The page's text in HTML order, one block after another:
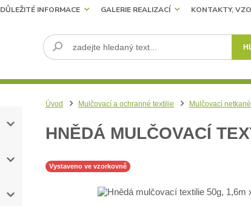
DŮLEŽITÉ INFORMACE GALERIE REALIZACÍ KONTAKTY,
Úvod Mulčovací a ochranné textilie Mulčovací
HNĚDÁ MULČOVACÍ
Vystaveno ve vzorkovně